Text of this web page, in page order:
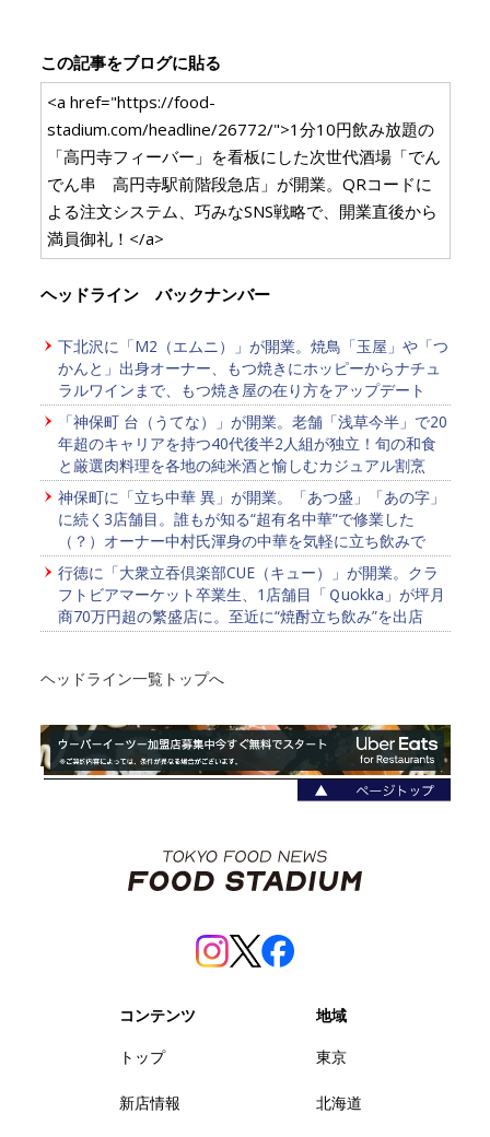
この記事をブログに貼る
<a href="https://food-
stadium.com/headline/26772/">1分10円飲み放題の
「高円寺フィーバー」を看板にした次世代酒場「でん
でん串 高円寺駅前階段急店」が開業。QRコードに
よる注文システム、巧みなSNS戦略で、開業直後から
満員御礼！</a>
ヘッドライン バックナンバー
下北沢に「M2（エムニ）」が開業。焼鳥「玉屋」や「つ
かんと」出身オーナー、もつ焼きにホッピーからナチュ
ラルワインまで、もつ焼き屋の在り方をアップデート
「神保町 台（うてな）」が開業。老舗「浅草今半」で20
年超のキャリアを持つ40代後半2人組が独立！旬の和食
と厳選肉料理を各地の純米酒と愉しむカジュアル割烹
神保町に「立ち中華 異」が開業。「あつ盛」「あの字」
に続く3店舗目。誰もが知る“超有名中華”で修業した
（？）オーナー中村氏渾身の中華を気軽に立ち飲みで
行徳に「大衆立吞倶楽部CUE（キュー）」が開業。クラ
フトビアマーケット卒業生、1店舗目「Ｑuokka」が坪月
商70万円超の繁盛店に。至近に“焼酎立ち飲み”を出店
ヘッドライン一覧トップへ
コンテンツ
トップ
新店情報
地域
東京
北海道